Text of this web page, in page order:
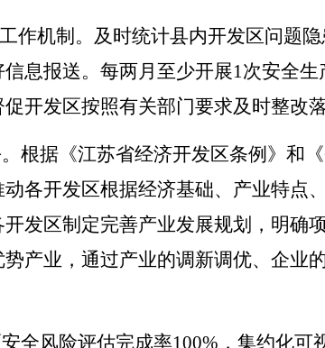
工作机制。及时统计县内开发区问题
息报送。每两月至少开展1次安全生
开发区按照有关部门要求及时整改
根据《江苏省经济开发区条例》和
各开发区根据经济基础、产业特点
发区制定完善产业发展规划，明确
产业，通过产业的调新调优、企业
全风险评估完成率100% ，集约化